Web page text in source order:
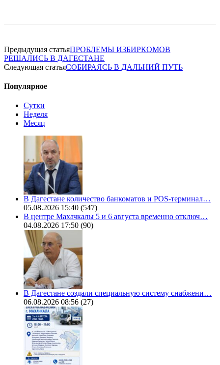
Предыдущая статьяПРОБЛЕМЫ ИЗБИРКОМОВ
РЕШАЛИСЬ В ДАГЕСТАНЕ
Следующая статьяСОБИРАЯСЬ В ДАЛЬНИЙ ПУТЬ
Популярное
Сутки
Неделя
Месяц
В Дагестане количество банкоматов и POS-терминал…
05.08.2026 15:40 (547)
В центре Махачкалы 5 и 6 августа временно отключ…
04.08.2026 17:50 (90)
В Дагестане создали специальную систему снабжени…
06.08.2026 08:56 (27)